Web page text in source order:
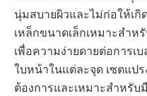
นุ่มสบายผิวและไม่ก่อให้เกิ
เหล็กขนาดเล็กเหมาะสำ
เพื่อความง่ายดายต่อการเ
ใบหน้าในแต่ละจุด เซตแ
ต้องการและเหมาะสำหรับ